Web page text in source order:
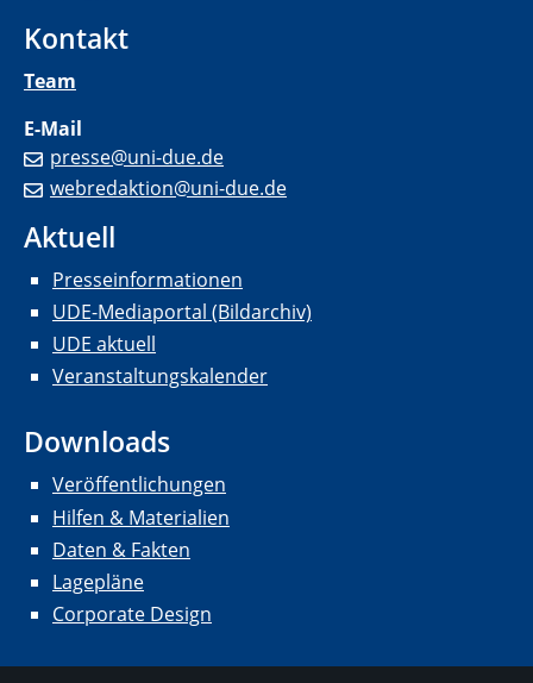
Kontakt
Team
E-Mail
presse@uni-due.de
webredaktion@uni-due.de
Aktuell
Presseinformationen
UDE-Mediaportal (Bildarchiv)
UDE aktuell
Veranstaltungskalender
Downloads
Veröffentlichungen
Hilfen & Materialien
Daten & Fakten
Lagepläne
Corporate Design